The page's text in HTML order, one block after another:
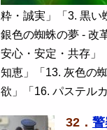
粋・誠実」「3. 黒い
銀色の蜘蛛の夢 - 改
安心・安定・共存」
知恵」「13. 灰色の
欲」「16. パステル
32．